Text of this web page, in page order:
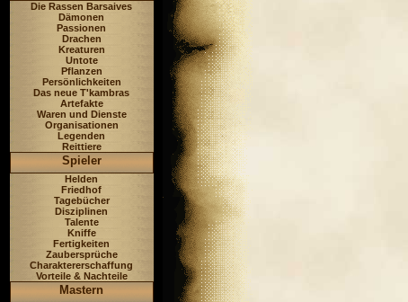
Die Rassen Barsaives
Dämonen
Passionen
Drachen
Kreaturen
Untote
Pflanzen
Persönlichkeiten
Das neue T'kambras
Artefakte
Waren und Dienste
Organisationen
Legenden
Reittiere
Spieler
Helden
Friedhof
Tagebücher
Disziplinen
Talente
Kniffe
Fertigkeiten
Zaubersprüche
Charaktererschaffung
Vorteile & Nachteile
Mastern